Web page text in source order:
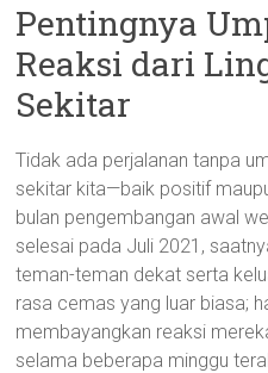
Pentingnya
Reaksi dari
Sekitar
Tidak ada perjalanan tanpa
sekitar kita—baik positif
bulan pengembangan awal
selesai pada Juli 2021,
teman-teman dekat serta
rasa cemas yang luar biasa;
membayangkan reaksi
selama beberapa minggu